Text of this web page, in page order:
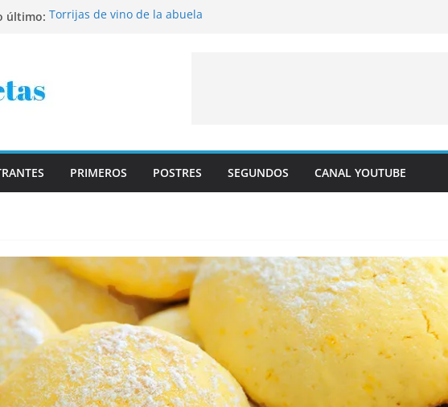
último: Torrijas de vino de la abuela
PRIMEROS POSTRES SEGUNDOS CANAL YOUTUBE